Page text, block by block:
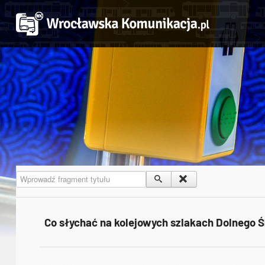
Wprowadź fragment tytułu
Co słychać na kolejowych szlakach Dolnego